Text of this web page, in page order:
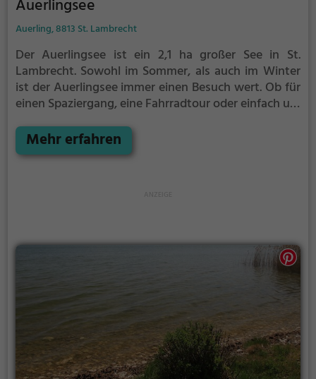
Auerlingsee
Auerling, 8813 St. Lambrecht
Der Auerlingsee ist ein 2,1 ha großer See in St.
Lambrecht. Sowohl im Sommer, als auch im Winter
ist der Auerlingsee immer einen Besuch wert. Ob für
einen Spaziergang, eine Fahrradtour oder einfach um
zahlreiche Möglichkeiten für Freizeitaktivitäten.
Mehr erfahren